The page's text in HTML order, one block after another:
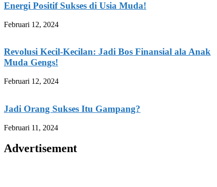
Energi Positif Sukses di Usia Muda!
Februari 12, 2024
Revolusi Kecil-Kecilan: Jadi Bos Finansial ala Anak
Muda Gengs!
Februari 12, 2024
Jadi Orang Sukses Itu Gampang?
Februari 11, 2024
Advertisement